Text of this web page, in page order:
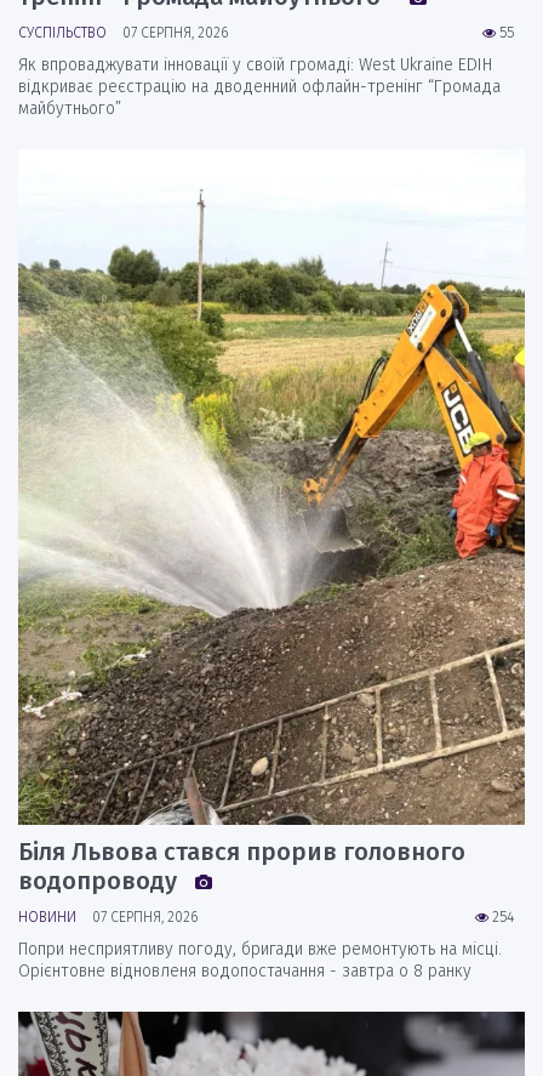
55
СУСПІЛЬСТВО 07 СЕРПНЯ, 2026
Як впроваджувати інновації у своїй громаді: West Ukraine EDIH
відкриває реєстрацію на дводенний офлайн-тренінг “Громада
майбутнього”
Біля Львова стався прорив головного
водопроводу
254
НОВИНИ 07 СЕРПНЯ, 2026
Попри несприятливу погоду, бригади вже ремонтують на місці.
Орієнтовне відновленя водопостачання - завтра о 8 ранку